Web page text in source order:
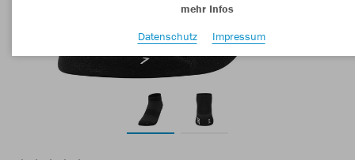
mehr Infos
Datenschutz
Impressum